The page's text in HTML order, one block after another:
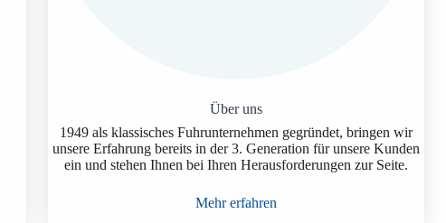
Über uns
1949 als klassisches Fuhrunternehmen gegründet, bringen wir
unsere Erfahrung bereits in der 3. Generation für unsere Kunden
ein und stehen Ihnen bei Ihren Herausforderungen zur Seite.
Mehr erfahren